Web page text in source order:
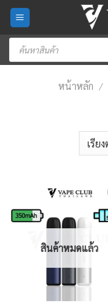
Skip
content
Products
search
หน้าหลัก /
สินค้าหมดแล้ว